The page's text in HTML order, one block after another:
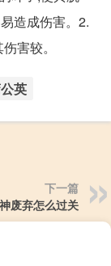
造成伤害。2.
害较。
英
下一篇
废弃怎么过关